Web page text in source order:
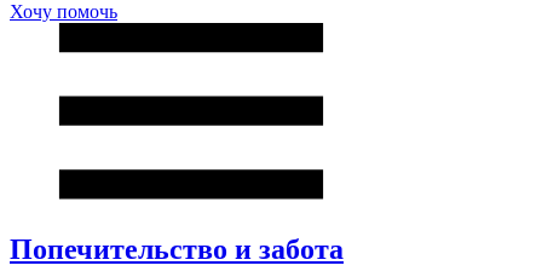
Хочу помочь
Попечительство и забота